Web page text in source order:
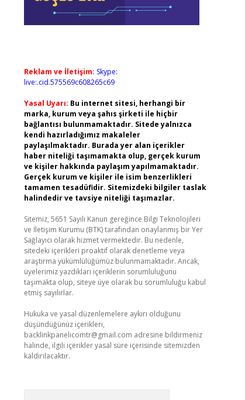
Reklam ve İletişim: Skype:
live:.cid.575569c608265c69
Yasal Uyarı: Bu internet sitesi, herhangi bir
marka, kurum veya şahıs şirketi ile hiçbir
bağlantısı bulunmamaktadır. Sitede yalnızca
kendi hazırladığımız makaleler
paylaşılmaktadır. Burada yer alan içerikler
haber niteliği taşımamakta olup, gerçek kurum
ve kişiler hakkında paylaşım yapılmamaktadır.
Gerçek kurum ve kişiler ile isim benzerlikleri
tamamen tesadüfidir. Sitemizdeki bilgiler taslak
halindedir ve tavsiye niteliği taşımazlar.
Sitemiz, 5651 Sayılı Kanun gereğince Bilgi Teknolojileri
ve İletişim Kurumu (BTK) tarafından onaylanmış bir Yer
Sağlayıcı olarak hizmet vermektedir. Bu nedenle,
sitedeki içerikleri proaktif olarak denetleme veya
araştırma yükümlülüğümüz bulunmamaktadır. Ancak,
üyelerimiz yazdıkları içeriklerin sorumluluğunu
taşımakta olup, siteye üye olarak bu sorumluluğu kabul
etmiş sayılırlar.
Hukuka ve yasal düzenlemelere aykırı olduğunu
düşündüğünüz içerikleri,
backlinkpanelicomtr@gmail.com adresine bildirmeniz
halinde, ilgili içerikler yasal süre içerisinde sitemizden
kaldırılacaktır.